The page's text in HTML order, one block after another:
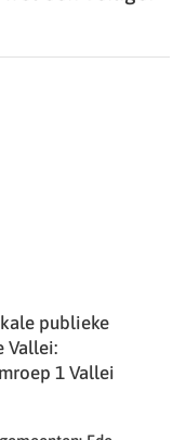
publieke
Vallei:
1 Vallei